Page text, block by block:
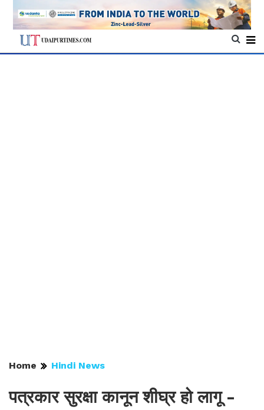
Home Hindi News
पत्रकार सुरक्षा कानून शीघ्र हो लागू -